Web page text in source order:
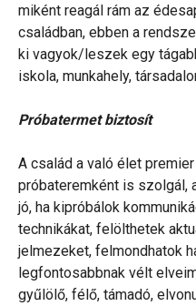
miként reagál rám az
családban, ebben a
ki vagyok/leszek egy
iskola, munkahely,
Próbatermet biztosít
A család a való élet
próbateremként is szolgál,
jó, ha kipróbálok
technikákat, felölthetek
jelmezeket, felmondhatok
legfontosabbnak vélt
gyűlölő, félő, támadó,